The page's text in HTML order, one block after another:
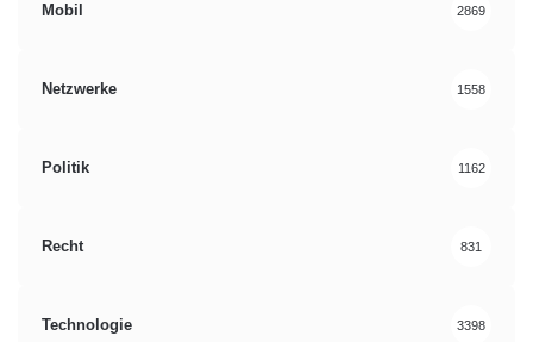
Mobil 2869
Netzwerke 1558
Politik 1162
Recht 831
Technologie 3398